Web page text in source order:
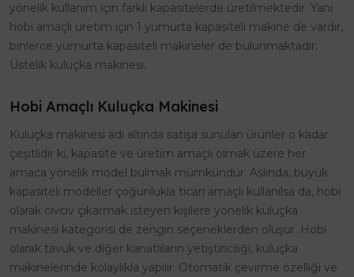
yönelik kullanım için farklı kapasitelerde üretilmektedir. Yani
hobi amaçlı üretim için 1 yumurta kapasiteli makine de vardır,
binlerce yumurta kapasiteli makineler de bulunmaktadır.
Üstelik kuluçka makinesi.
Hobi Amaçlı Kuluçka Makinesi
Kuluçka makinesi adı altında satışa sunulan ürünler o kadar
çeşitlidir ki, kapasite ve üretim amaçlı olmak üzere her
amaca yönelik model bulmak mümkündür. Aslında, büyük
kapasiteli modeller çoğunlukla ticari amaçlı kullanılsa da, hobi
olarak civciv çıkarmak isteyen kişilere yönelik kuluçka
makinesi kategorisi de zengin seçeneklerden oluşur. Hobi
olarak tavuk ve diğer kanatlıların yetiştiriciliği, kuluçka
makinelerinde kolaylıkla yapılır. Otomatik çevirme özelliği ve